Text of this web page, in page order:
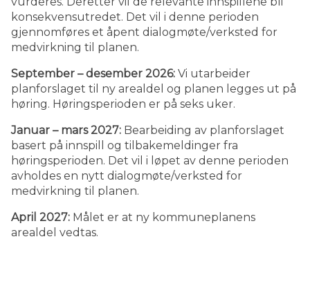
konsekvensutredet. Det vil i denne perioden
gjennomføres et åpent dialogmøte/verksted for
medvirkning til planen.
September – desember 2026: Vi utarbeider
planforslaget til ny arealdel og planen legges ut på
høring. Høringsperioden er på seks uker.
Januar – mars 2027: Bearbeiding av planforslaget
basert på innspill og tilbakemeldinger fra
høringsperioden. Det vil i løpet av denne perioden
avholdes en nytt dialogmøte/verksted for
medvirkning til planen.
April 2027: Målet er at ny kommuneplanens
arealdel vedtas.